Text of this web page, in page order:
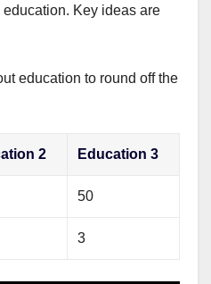
Key ideas are
education to round off the
2 Education 3
50
3